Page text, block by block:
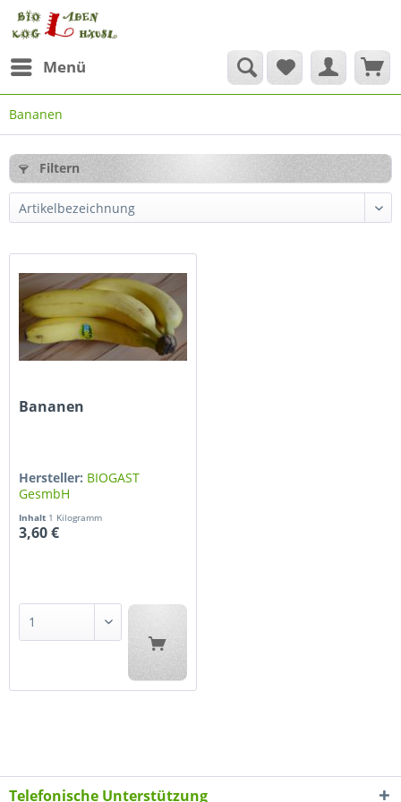
Menü
Bananen
Filtern
Bananen
Hersteller: BIOGAST
GesmbH
Inhalt 1 Kilogramm
3,60 €
Telefonische Unterstützung